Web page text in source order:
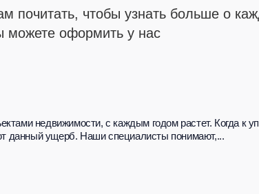
чтобы узнать больше о
можете оформить у нас
недвижимости, с каждым годом растет. Когда к
данный ущерб. Наши специалисты понимают,...